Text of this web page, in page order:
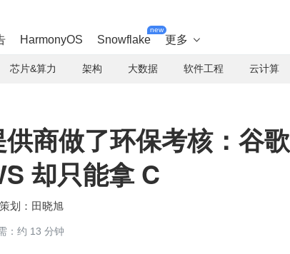
HarmonyOS Snowflake
new
更多 
芯片&算力 架构 大数据 软件工程 云计算
商做了环保考核：谷歌
却只能拿 C
田晓旭
：约 13 分钟